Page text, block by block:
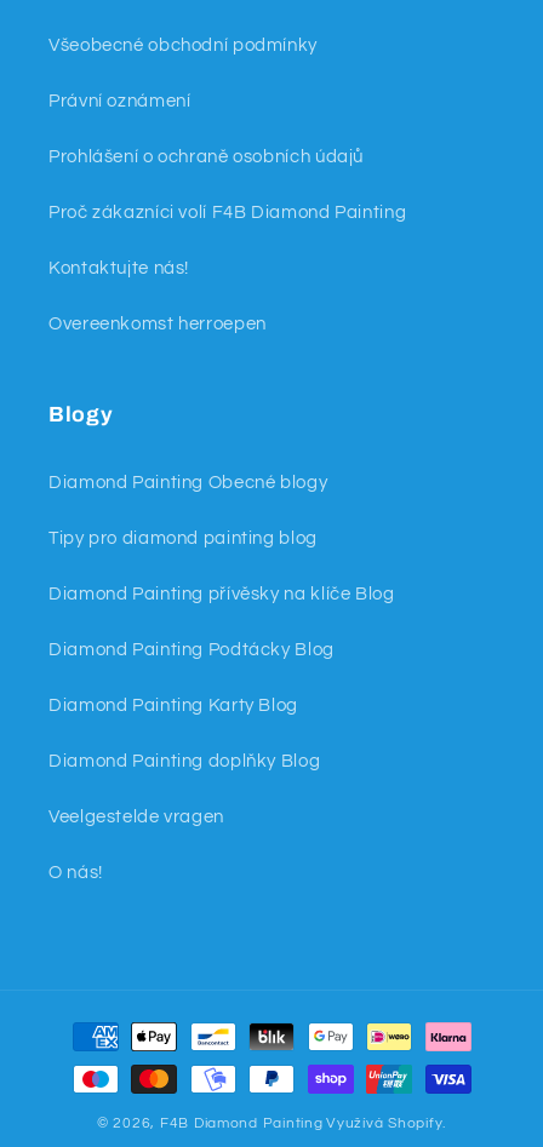
Všeobecné obchodní podmínky
Právní oznámení
Prohlášení o ochraně osobních údajů
Proč zákazníci volí F4B Diamond Painting
Kontaktujte nás!
Overeenkomst herroepen
Blogy
Diamond Painting Obecné blogy
Tipy pro diamond painting blog
Diamond Painting přívěsky na klíče Blog
Diamond Painting Podtácky Blog
Diamond Painting Karty Blog
Diamond Painting doplňky Blog
Veelgestelde vragen
O nás!
Platební
metody
© 2026, F4B Diamond Painting Využívá Shopify.